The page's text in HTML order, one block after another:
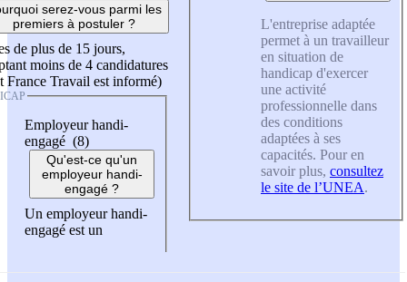
serez-vous parmi les
premiers à postuler ?
de plus de 15 jours,
moins de 4 candidatures
France Travail est informé)
Employeur handi-
engagé (8)
Qu'est-ce qu'un
employeur handi-
engagé ?
Un employeur handi-
engagé est un
L'entreprise adaptée
permet à un travailleur
en situation de
handicap d'exercer
une activité
professionnelle dans
des conditions
adaptées à ses
capacités. Pour en
savoir plus, consultez
le site de l’UNEA.